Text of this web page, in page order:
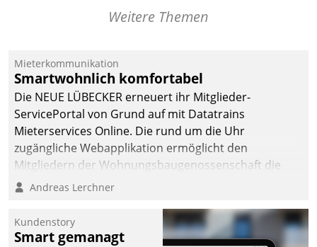
profitieren: Die nahtlose
Datatrain ermöglicht
automatisiert ausgelöste,
zielgerichtete
Mieterbefragungen – eine
starke Grundlage für
intelligente,
Entscheidungen.
Weitere Themen
Mieterkommunikation
Smartwohnlich komfortabel
Die NEUE LÜBECKER erneuert ihr Mitglieder-
ServicePortal von Grund auf mit Datatrains
Mieterservices Online. Die rund um die Uhr
zugängliche Webapplikation ermöglicht den
Mitgliedern der Wohnungs­bau­genossenschaft die
Kontaktaufnahme per Smartphone, Tablet oder PC.
Andreas Lerchner
Kundenstory
Smart gemanagt